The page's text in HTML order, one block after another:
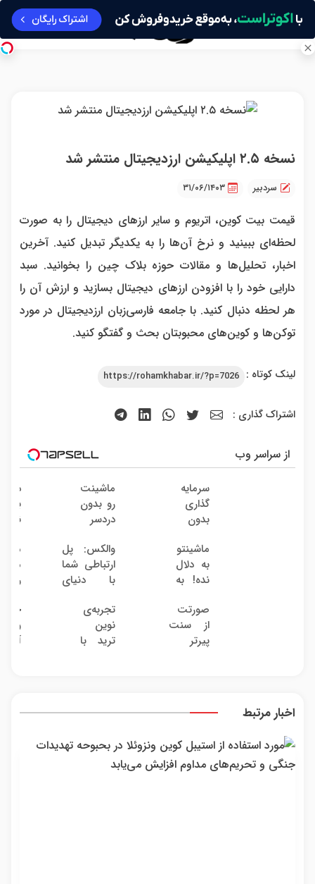
نسخه ۲.۵ اپلیکیشن ارزدیجیتال منتشر شد
سردبیر ۳۱/۰۶/۱۴۰۳
قیمت بیت کوین، اتریوم و سایر ارزهای دیجیتال را به صورت
لحظه‌ای ببینید و نرخ آن‌ها را به یکدیگر تبدیل کنید. آخرین
اخبار، تحلیل‌ها و مقالات حوزه بلاک چین را بخوانید. سبد
دارایی خود را با افزودن ارزهای دیجیتال بسازید و ارزش آن را
هر لحظه دنبال کنید. با جامعه فارسی‌زبان ارزدیجیتال در مورد
توکن‌ها و کوین‌های محبوبتان بحث و گفتگو کنید.
لینک کوتاه : https://rohamkhabar.ir/?p=7026
اشتراک گذاری :
از سراسر وب
سرمایه
گذاری
بدون
با سود
38
درصد
ماشینت
رو بدون
دردسر
| بدون
کمسیون
به
ماشینتو
به دلال
نده! به
کننده
بفروش!
بدون
والکس: پل
ارتباطی شما
با دنیای
دیجیتال
رو
بدون
صورتت
از سنت
پیرتر
می‌گردونه
تجربه‌ی
نوین
ترید با
انتظار
و
اخبار مرتبط